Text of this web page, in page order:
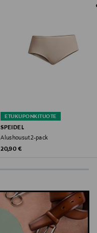
ETUKUPONKITUOTE
SPEIDEL
Alushousut 2-pack
Original Price
20,90 €